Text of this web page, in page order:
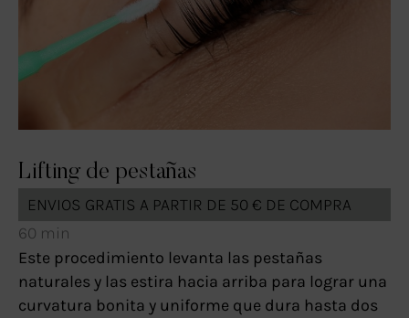
Lifting de pestañas
ENVIOS GRATIS A PARTIR DE 50 € DE COMPRA
60 min
Este procedimiento levanta las pestañas
naturales y las estira hacia arriba para lograr una
curvatura bonita y uniforme que dura hasta dos